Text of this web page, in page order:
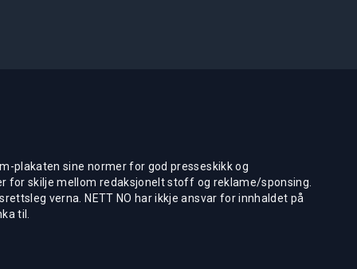
plakaten sine normer for god presseskikk og
for skilje mellom redaksjonelt stoff og reklame/sponsing.
verna. NETT NO har ikkje ansvar for innhaldet på
til.